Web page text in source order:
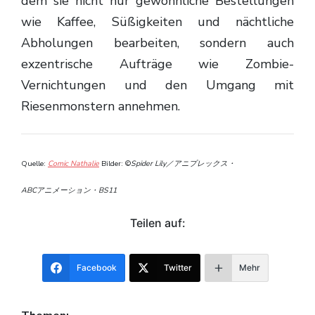
wie Kaffee, Süßigkeiten und nächtliche
Abholungen bearbeiten, sondern auch
exzentrische Aufträge wie Zombie-
Vernichtungen und den Umgang mit
Riesenmonstern annehmen.
Quelle: Comic Nathalie Bilder: ©Spider Lily／アニプレックス・
ABCアニメーション・BS11
Teilen auf:
Facebook Twitter Mehr